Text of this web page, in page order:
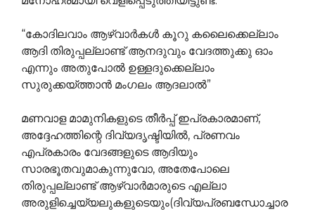
“കോദിലവാം ആഴ്വാര്‍കള്‍ കൂറു കലൈക്കെല്ലാം
ആദി തിരുപ്പല്ലാണ്ട് ആനദുവും വേദത്തുക്കു ഓം
എന്നും അതുപോല്‍ ഉള്ളദുക്കെല്ലാം
സുരുക്കയ്ത്താന്‍ മംഗലം ആദലാല്‍”
മണവാള മാമുനികളുടെ തീര്‍പ്പ് ഇപ്രകാരമാണ്,
അദ്ദേഹത്തിന്റെ ദിവ്യദൃഷ്ടിയില്‍, പ്രണവം
എപ്രകാരം വേദങ്ങളുടെ ആദിയും
സാരഭൂതവുമാകുന്നുവോ, അതേപോലെ
തിരുപ്പല്ലാണ്ട് ആഴ്വാര്‍മാരുടെ എല്ലാ
അരുളിച്ചെയ്യലുകളുടെയും(ദിവ്യപ്രബന്ധോച്ചാര